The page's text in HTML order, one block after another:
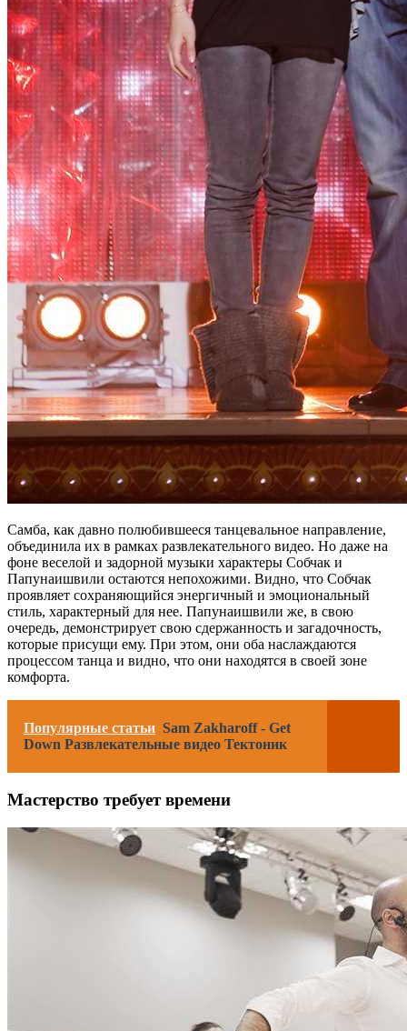
Самба, как давно полюбившееся танцевальное направление,
объединила их в рамках развлекательного видео. Но даже на
фоне веселой и задорной музыки характеры Собчак и
Папунаишвили остаются непохожими. Видно, что Собчак
проявляет сохраняющийся энергичный и эмоциональный
стиль, характерный для нее. Папунаишвили же, в свою
очередь, демонстрирует свою сдержанность и загадочность,
которые присущи ему. При этом, они оба наслаждаются
процессом танца и видно, что они находятся в своей зоне
комфорта.
Популярные статьи Sam Zakharoff - Get
Down Развлекательные видео Тектоник
Мастерство требует времени